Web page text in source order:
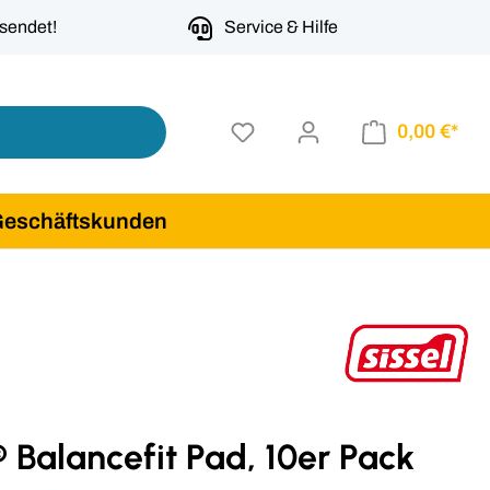
Service & Hilfe
0,00 €*
Balancefit Pad, 10er Pack